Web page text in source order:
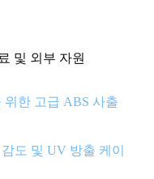
및 외부 자원
위한 고급 ABS 사출
도 및 UV 방출 케이